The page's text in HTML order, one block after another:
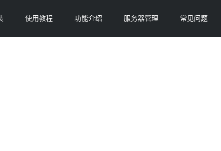
使用教程 功能介绍 服务器管理 常见问题